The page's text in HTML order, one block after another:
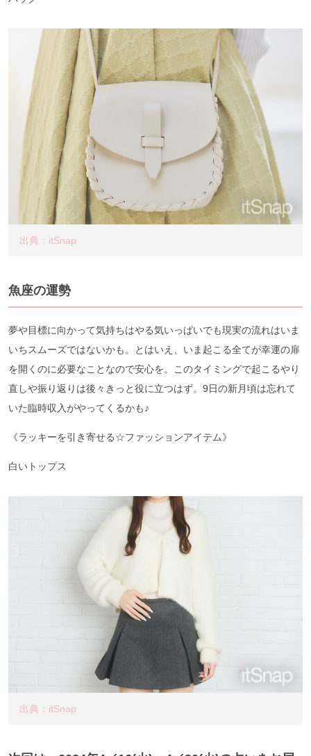
出典：itSnap
魚座の運勢
夢や目標に向かって気持ちはやる気いっぱいでも現実の流れはいま
いちスムーズではないかも。とはいえ、いま起こる全てが幸運の扉
を開くのに必要なことなので安心を。このタイミングで起こるやり
直しや振り返りは後々きっと役に立つはず。9日の新月頃は忘れて
いた臨時収入がやってくるかも♪
《ラッキーを引き寄せる☆ファッションアイテム》
白いトップス
出典：itSnap